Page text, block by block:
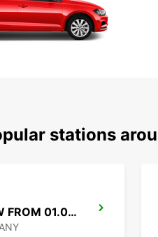
stations
NORDERSTEDT NEW FROM 01.01.2027